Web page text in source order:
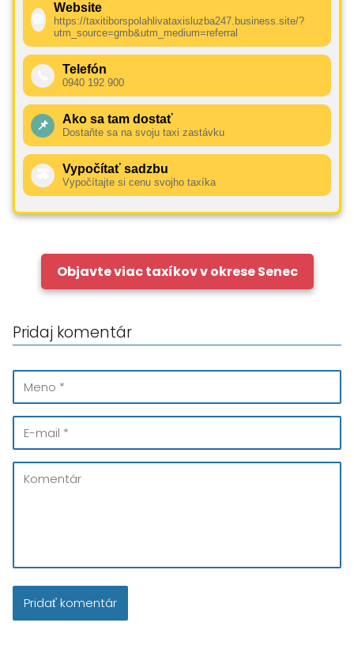
Website
https://taxitiborspolahlivataxisluzba247.business.site/?
utm_source=gmb&utm_medium=referral
Telefón
0940 192 900
📌 Ako sa tam dostať
Dostaňte sa na svoju taxi zastávku
Vypočítať sadzbu
Vypočítajte si cenu svojho taxíka
Objavte viac taxíkov v okrese Senec
Pridaj komentár